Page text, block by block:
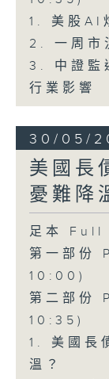
1. 美股AI
2. 一周市
3. 中證監
行業影響
30/05/
美國長
憂難降
足本
第一部
10:00)
第二部
10:35)
1. 美國長
溫？